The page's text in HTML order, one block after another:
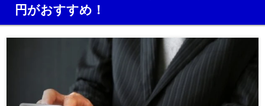
円がおすすめ！